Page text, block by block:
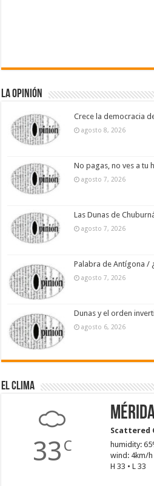
La Opinión
Crece la democracia
agosto 8, 2026
No pagas, no ves a tu
agosto 7, 2026
Las Dunas de
agosto 7, 2026
Palabra de Antígona /
agosto 7, 2026
Dunas y el orden
agosto 6, 2026
El Clima
33 C
Scattered
humidity:
wind: 4km/h
H 33 • L 33